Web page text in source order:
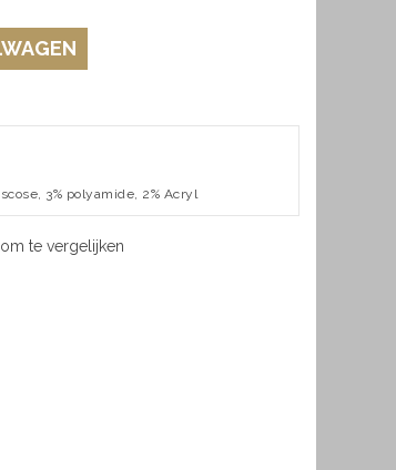
3% polyamide, 2% Acryl
te vergelijken